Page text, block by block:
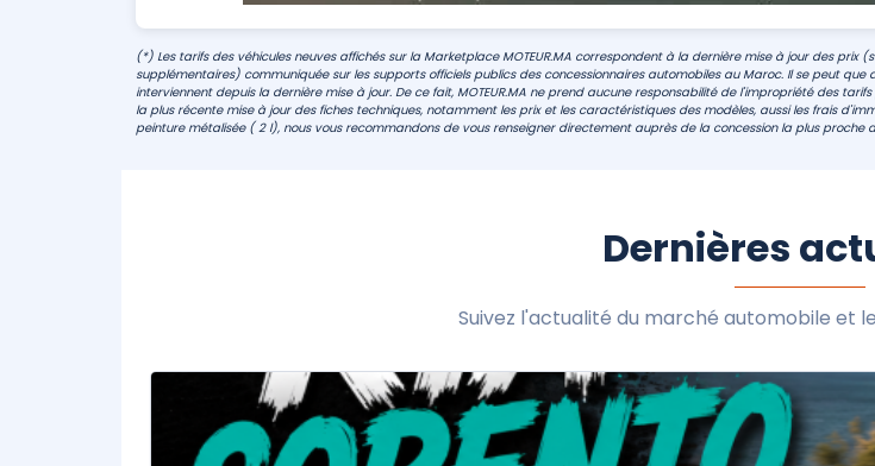
(*) Les tarifs des véhicules neuves affichés sur la Marketplace MOTEUR.MA correspondent à la dernière mise à jour des prix
supplémentaires) communiquée sur les supports officiels publics des concessionnaires automobiles au Maroc. Il se peut que
interviennent depuis la dernière mise à jour. De ce fait, MOTEUR.MA ne prend aucune responsabilité de l'impropriété des
la plus récente mise à jour des fiches techniques, notamment les prix et les caractéristiques des modèles, aussi les frais
peinture métalisée ( 2 l), nous vous recommandons de vous renseigner directement auprès de la concession la plus proche
Dernières
Suivez l'actualité du marché automobile et